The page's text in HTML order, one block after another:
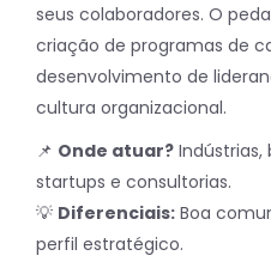
seus colaboradores. O
criação de programas de
desenvolvimento de
cultura organizacional.
📌 Onde atuar? Indústrias,
startups e consultorias.
💡 Diferenciais: Boa
perfil estratégico.